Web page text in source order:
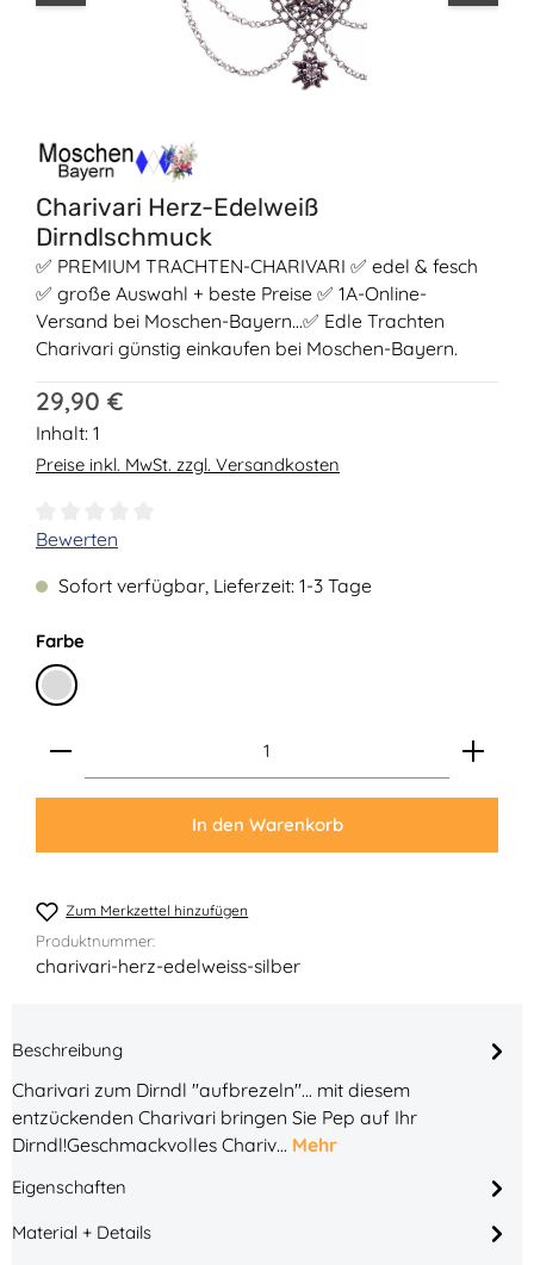
Charivari Herz-Edelweiß
Dirndlschmuck
✅ PREMIUM TRACHTEN-CHARIVARI ✅ edel & fesch
✅ große Auswahl + beste Preise ✅ 1A-Online-
Versand bei Moschen-Bayern...✅ Edle Trachten
Charivari günstig einkaufen bei Moschen-Bayern.
Regulärer Preis:
29,90 €
Inhalt: 1
Preise inkl. MwSt. zzgl. Versandkosten
Durchschnittliche Bewertung von 0 von 5 Sternen
Bewerten
Sofort verfügbar, Lieferzeit: 1-3 Tage
Farbeauswählen
Silber
Produkt Anzahl: Gib den gewünschten Wert ein
In den Warenkorb
Zum Merkzettel hinzufügen
Produktnummer:
charivari-herz-edelweiss-silber
Beschreibung
Charivari zum Dirndl "aufbrezeln"... mit diesem
entzückenden Charivari bringen Sie Pep auf Ihr
Dirndl!Geschmackvolles Chariv… Mehr
Eigenschaften
Material + Details